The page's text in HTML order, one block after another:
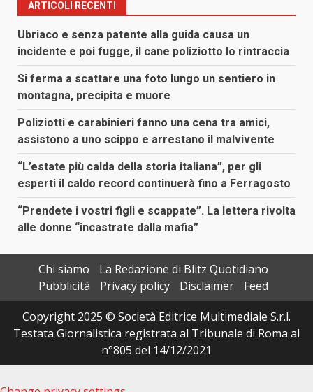
ARTICOLI RECENTI
Ubriaco e senza patente alla guida causa un
incidente e poi fugge, il cane poliziotto lo rintraccia
Si ferma a scattare una foto lungo un sentiero in
montagna, precipita e muore
Poliziotti e carabinieri fanno una cena tra amici,
assistono a uno scippo e arrestano il malvivente
“L’estate più calda della storia italiana”, per gli
esperti il caldo record continuerà fino a Ferragosto
“Prendete i vostri figli e scappate”. La lettera rivolta
alle donne “incastrate dalla mafia”
Chi siamo
La Redazione di Blitz Quotidiano
Pubblicità
Privacy policy Disclaimer
Feed
Copyright 2025 © Società Editrice Multimediale S.r.l.
Testata Giornalistica registrata al Tribunale di Roma al
n°805 del 14/12/2021